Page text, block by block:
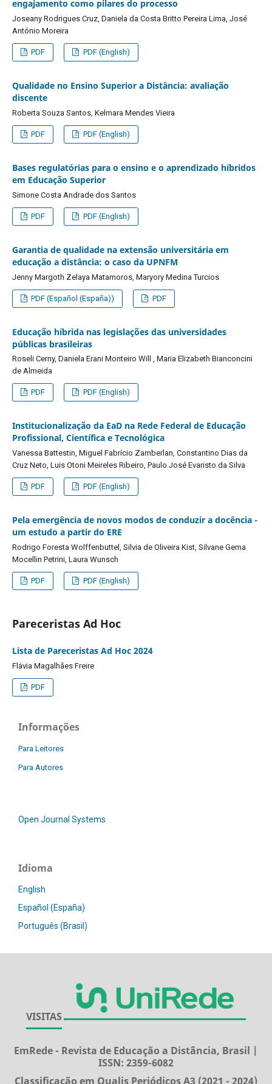
engajamento como pilares do processo
Joseany Rodrigues Cruz, Daniela da Costa Britto Pereira Lima, José
António Moreira
PDF PDF (English)
Qualidade no Ensino Superior a Distância: avaliação
discente
Roberta Souza Santos, Kelmara Mendes Vieira
PDF PDF (English)
Bases regulatórias para o ensino e o aprendizado híbridos
em Educação Superior
Simone Costa Andrade dos Santos
PDF PDF (English)
Garantia de qualidade na extensão universitária em
educação a distância: o caso da UPNFM
Jenny Margoth Zelaya Matamoros, Maryory Medina Turcios
PDF (Español (España)) PDF
Educação híbrida nas legislações das universidades
públicas brasileiras
Roseli Cerny, Daniela Erani Monteiro Will , Maria Elizabeth Bianconcini
de Almeida
PDF PDF (English)
Institucionalização da EaD na Rede Federal de Educação
Profissional, Científica e Tecnológica
Vanessa Battestin, Miguel Fabrício Zamberlan, Constantino Dias da
Cruz Neto, Luis Otoni Meireles Ribeiro, Paulo José Evaristo da Silva
PDF PDF (English)
Pela emergência de novos modos de conduzir a docência -
um estudo a partir do ERE
Rodrigo Foresta Wolffenbuttel, Silvia de Oliveira Kist, Silvane Gema
Mocellin Petrini, Laura Wunsch
PDF PDF (English)
Pareceristas Ad Hoc
Lista de Pareceristas Ad Hoc 2024
Flávia Magalhães Freire
PDF
Informações
Para Leitores
Para Autores
Open Journal Systems
Idioma
English
Español (España)
Português (Brasil)
VISITAS
EmRede - Revista de Educação a Distância, Brasil |
ISSN: 2359-6082
Classificação em Qualis Periódicos A3 (2021 - 2024)